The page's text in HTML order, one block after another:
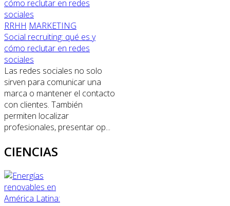
RRHH MARKETING
Social recruiting: qué es y
cómo reclutar en redes
sociales
Las redes sociales no solo
sirven para comunicar una
marca o mantener el contacto
con clientes. También
permiten localizar
profesionales, presentar op...
CIENCIAS